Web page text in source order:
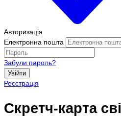
Авторизація
Електронна пошта
Забули пароль?
Увійти
Реєстрація
Скретч-карта